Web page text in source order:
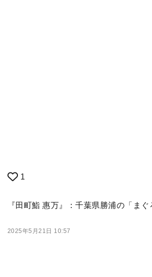
1
『田町鮨 惠万』：千葉県勝浦の「まぐ
2025年5月21日 10:57